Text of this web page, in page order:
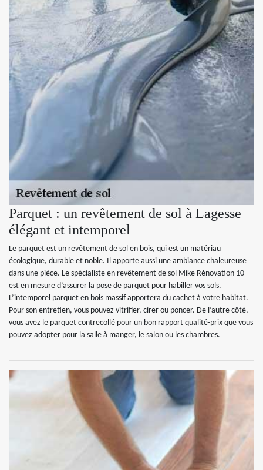
Parquet : un revêtement de sol à Lagesse
élégant et intemporel
Le parquet est un revêtement de sol en bois, qui est un matériau
écologique, durable et noble. Il apporte aussi une ambiance chaleureuse
dans une pièce. Le spécialiste en revêtement de sol Mike Rénovation 10
est en mesure d’assurer la pose de parquet pour habiller vos sols.
L’intemporel parquet en bois massif apportera du cachet à votre habitat.
Pour son entretien, vous pouvez vitrifier, cirer ou poncer. De l’autre côté,
vous avez le parquet contrecollé pour un bon rapport qualité-prix que vous
pouvez adopter pour la salle à manger, le salon ou les chambres.